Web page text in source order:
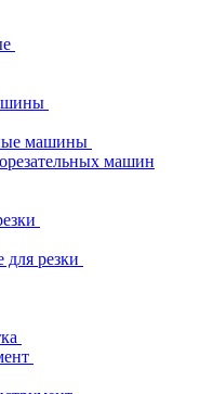
машины
машин
для резки